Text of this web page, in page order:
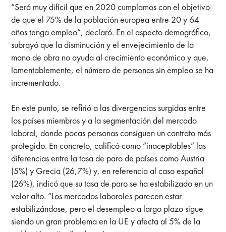
“Será muy difícil que en 2020 cumplamos con el objetivo
de que el 75% de la población europea entre 20 y 64
años tenga empleo”, declaró. En el aspecto demográfico,
subrayó que la disminución y el envejecimiento de la
mano de obra no ayuda al crecimiento económico y que,
lamentablemente, el número de personas sin empleo se ha
incrementado.
En este punto, se refirió a las divergencias surgidas entre
los países miembros y a la segmentación del mercado
laboral, donde pocas personas consiguen un contrato más
protegido. En concreto, calificó como “inaceptables” las
diferencias entre la tasa de paro de países como Austria
(5%) y Grecia (26,7%) y, en referencia al caso español
(26%), indicó que su tasa de paro se ha estabilizado en un
valor alto. “Los mercados laborales parecen estar
estabilizándose, pero el desempleo a largo plazo sigue
siendo un gran problema en la UE y afecta al 5% de la